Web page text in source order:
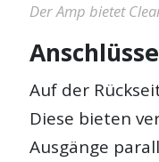
Der Amp bietet
Auf der
Diese bieten
Ausgänge